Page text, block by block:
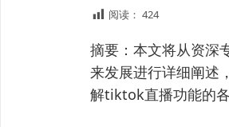
阅读： 424
摘要：本文将从资深
来发展进行详细阐述
解tiktok直播功能的